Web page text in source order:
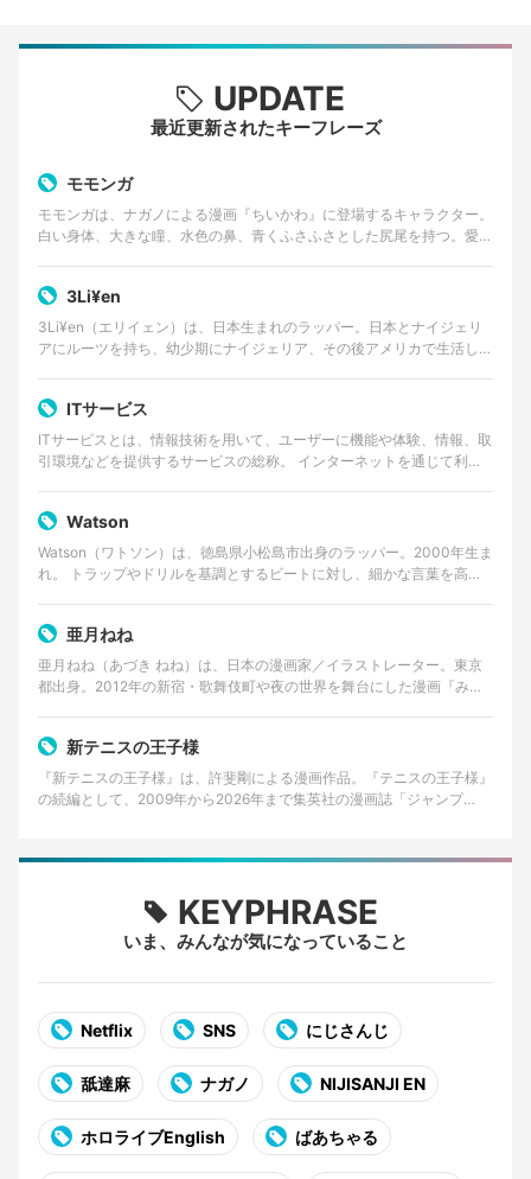
UPDATE
最近更新されたキーフレーズ
モモンガ
モモンガは、ナガノによる漫画『ちいかわ』に登場するキャラクター。
白い身体、大きな瞳、水色の鼻、青くふさふさとした尻尾を持つ。愛ら
3Li¥en
3Li¥en（エリイェン）は、日本生まれのラッパー。日本とナイジェリ
アにルーツを持ち、幼少期にナイジェリア、その後アメリカで生活した
ITサービス
ITサービスとは、情報技術を用いて、ユーザーに機能や体験、情報、取
引環境などを提供するサービスの総称。 インターネットを通じて利用
Watson
Watson（ワトソン）は、徳島県小松島市出身のラッパー。2000年生ま
れ。 トラップやドリルを基調とするビートに対し、細かな言葉を高速
亜月ねね
亜月ねね（あづき ねね）は、日本の漫画家／イラストレーター。東京
都出身。2012年の新宿・歌舞伎町や夜の世界を舞台にした漫画『みい
新テニスの王子様
『新テニスの王子様』は、許斐剛による漫画作品。『テニスの王子様』
の続編として、2009年から2026年まで集英社の漫画誌「ジャンプ
KEYPHRASE
いま、みんなが気になっていること
Netflix SNS にじさんじ
舐達麻 ナガノ NIJISANJI EN
ホロライブEnglish ばあちゃる